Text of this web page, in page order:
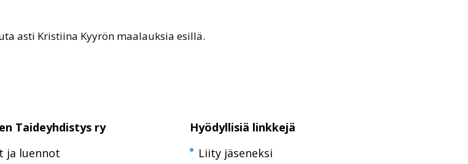
asti Kristiina Kyyrön maalauksia esillä.
Taideyhdistys ry
ja luennot
Hyödyllisiä linkkejä
Liity jäseneksi